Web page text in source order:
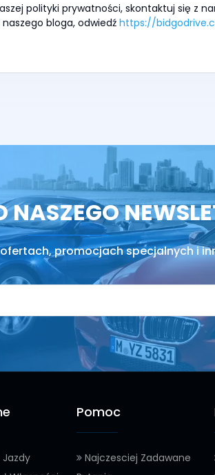
polityki prywatności, skontaktuj się z
bloga, odwiedź https://
NASZEGO
promocjach specjalnych i
Pomoc
Najczesciej Zadawane